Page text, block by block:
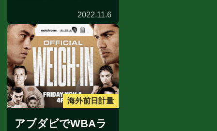
2022.11.6
海外前日計量
アブダビでWBAラ